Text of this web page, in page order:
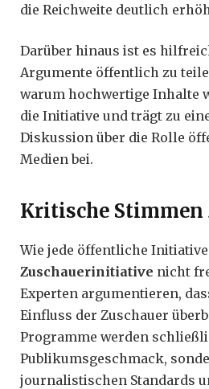
die Reichweite deutlich
Darüber hinaus ist es
Argumente öffentlich zu
warum hochwertige Inhalte
die Initiative und trägt zu
Diskussion über die Rolle
Medien bei.
Kritische
Wie jede öffentliche
Zuschauerinitiative nicht
Experten argumentieren,
Einfluss der Zuschauer
Programme werden
Publikumsgeschmack,
journalistischen Standards